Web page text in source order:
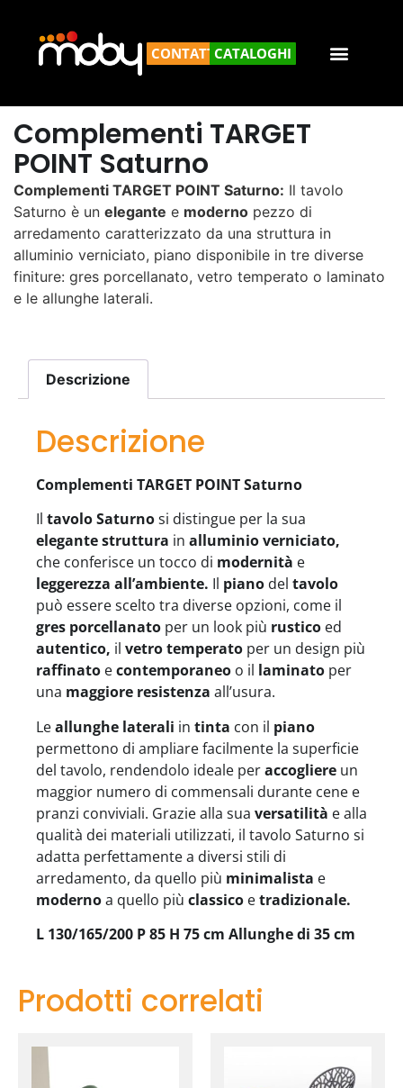
CONTATTACICATALOGHI
Complementi TARGET
POINT Saturno
Complementi TARGET POINT Saturno: Il tavolo
Saturno è un elegante e moderno pezzo di
arredamento caratterizzato da una struttura in
alluminio verniciato, piano disponibile in tre diverse
finiture: gres porcellanato, vetro temperato o laminato
e le allunghe laterali.
Descrizione
Descrizione
Complementi TARGET POINT Saturno
Il tavolo Saturnosi distingue per la sua
elegante struttura in alluminio verniciato,
che conferisce un tocco di modernità e
leggerezza all’ambiente. Il piano del tavolo
può essere scelto tra diverse opzioni, come il
gres porcellanato per un look più rustico ed
autentico, il vetro temperato per un design più
raffinato econtemporaneo o il laminato per
una maggiore resistenza all’usura.
Leallunghe laterali in tinta con il piano
permettono di ampliare facilmente la superficie
del tavolo, rendendolo ideale peraccogliere un
maggior numero di commensali durante cene e
pranzi conviviali. Grazie alla sua versatilità e alla
qualità dei materiali utilizzati, il tavolo Saturno si
adatta perfettamente a diversi stili di
arredamento, da quello più minimalista e
modernoa quello più classico etradizionale.
L 130/165/200 P 85 H 75 cm Allunghe di 35 cm
Prodotti correlati